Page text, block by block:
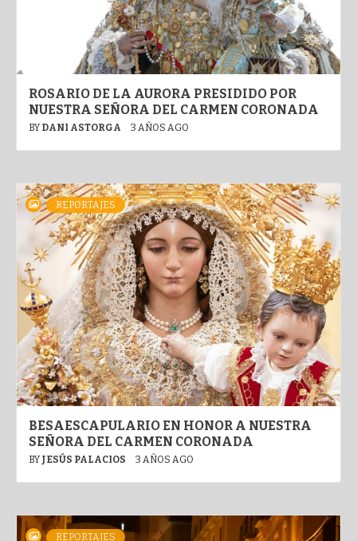
ROSARIO DE LA AURORA PRESIDIDO POR
NUESTRA SEÑORA DEL CARMEN CORONADA
BY DANI ASTORGA 3 AÑOS AGO
REPORTAJES
BESAESCAPULARIO EN HONOR A NUESTRA
SEÑORA DEL CARMEN CORONADA
BY JESÚS PALACIOS 3 AÑOS AGO
REPORTAJES